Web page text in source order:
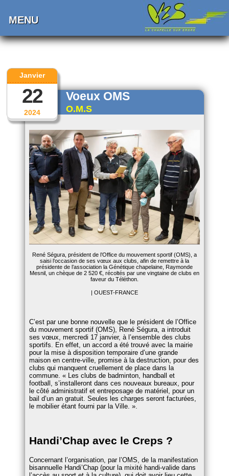
MENU
2024
Janvier
22 Voeux OMS
O.M.S
René Ségura, président de l’Office du mouvement sportif (OMS), a
saisi l’occasion de ses vœux aux clubs, afin de remettre à la
présidente de l’association la Génétique chapelaine, Raymonde
Mesnil, un chèque de 2 520 €, récoltés par une vingtaine de clubs en
faveur du Téléthon.
| OUEST-FRANCE
C’est par une bonne nouvelle que le président de l’Office
du mouvement sportif (OMS), René Ségura, a introduit
ses vœux, mercredi 17 janvier, à l’ensemble des clubs
sportifs. En effet, un accord a été trouvé avec la mairie
pour la mise à disposition temporaire d’une grande
maison en centre-ville, promise à la destruction, pour des
clubs qui manquent cruellement de place dans la
commune.
Les clubs de badminton, handball et
football, s’installeront dans ces nouveaux bureaux, pour
le côté administratif et entreposage de matériel, pour un
bail d’un an gratuit. Seules les charges seront facturées,
le mobilier étant fourni par la Ville.
.
Handi’Chap avec le Creps ?
Concernant l’organisation, par l’OMS, de la manifestation
bisannuelle Handi’Chap (pour la mixité handi-valide dans